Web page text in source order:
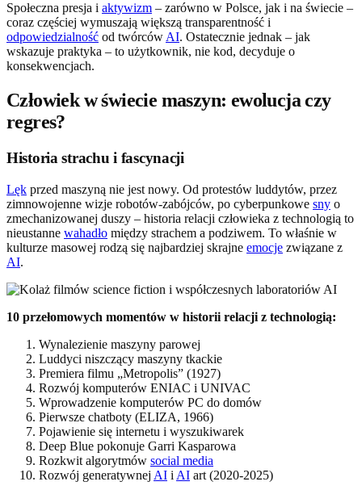
Społeczna presja i aktywizm – zarówno w Polsce, jak i na świecie –
coraz częściej wymuszają większą transparentność i
odpowiedzialność od twórców AI. Ostatecznie jednak – jak
wskazuje praktyka – to użytkownik, nie kod, decyduje o
konsekwencjach.
Człowiek w świecie maszyn: ewolucja czy
regres?
Historia strachu i fascynacji
Lęk przed maszyną nie jest nowy. Od protestów luddytów, przez
zimnowojenne wizje robotów-zabójców, po cyberpunkowe sny o
zmechanizowanej duszy – historia relacji człowieka z technologią to
nieustanne wahadło między strachem a podziwem. To właśnie w
kulturze masowej rodzą się najbardziej skrajne emocje związane z
AI.
10 przełomowych momentów w historii relacji z technologią:
Wynalezienie maszyny parowej
Luddyci niszczący maszyny tkackie
Premiera filmu „Metropolis” (1927)
Rozwój komputerów ENIAC i UNIVAC
Wprowadzenie komputerów PC do domów
Pierwsze chatboty (ELIZA, 1966)
Pojawienie się internetu i wyszukiwarek
Deep Blue pokonuje Garri Kasparowa
Rozkwit algorytmów social media
Rozwój generatywnej AI i AI art (2020-2025)